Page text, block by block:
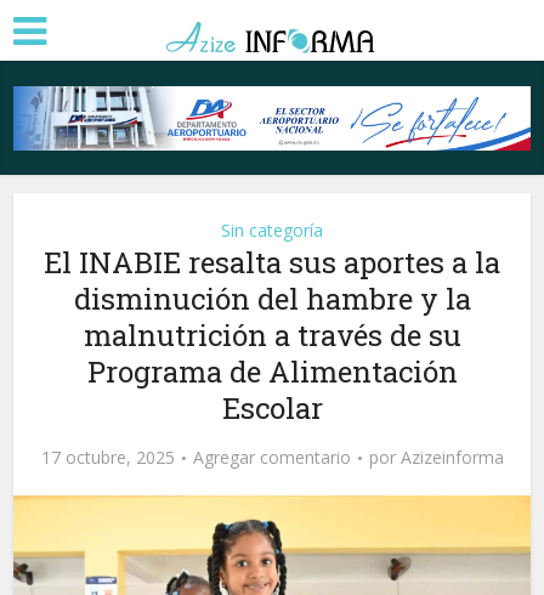
Sin categoría
El INABIE resalta sus aportes a la
disminución del hambre y la
malnutrición a través de su
Programa de Alimentación
Escolar
17 octubre, 2025 Agregar comentario por Azizeinforma